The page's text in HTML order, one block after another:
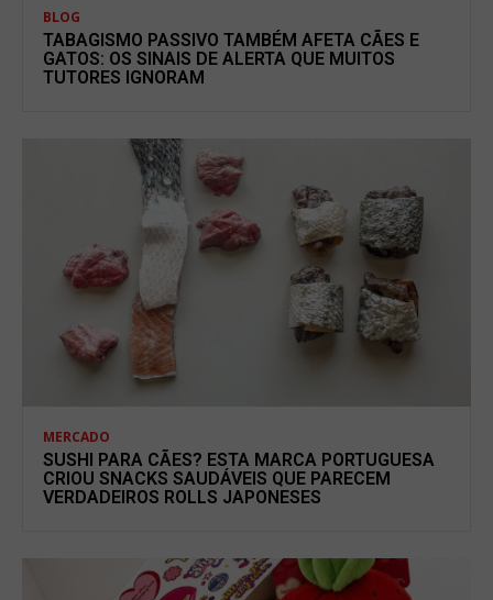
BLOG
TABAGISMO PASSIVO TAMBÉM AFETA CÃES E
GATOS: OS SINAIS DE ALERTA QUE MUITOS
TUTORES IGNORAM
MERCADO
SUSHI PARA CÃES? ESTA MARCA PORTUGUESA
CRIOU SNACKS SAUDÁVEIS QUE PARECEM
VERDADEIROS ROLLS JAPONESES